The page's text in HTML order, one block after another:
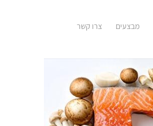
מבצעים צרו קשר